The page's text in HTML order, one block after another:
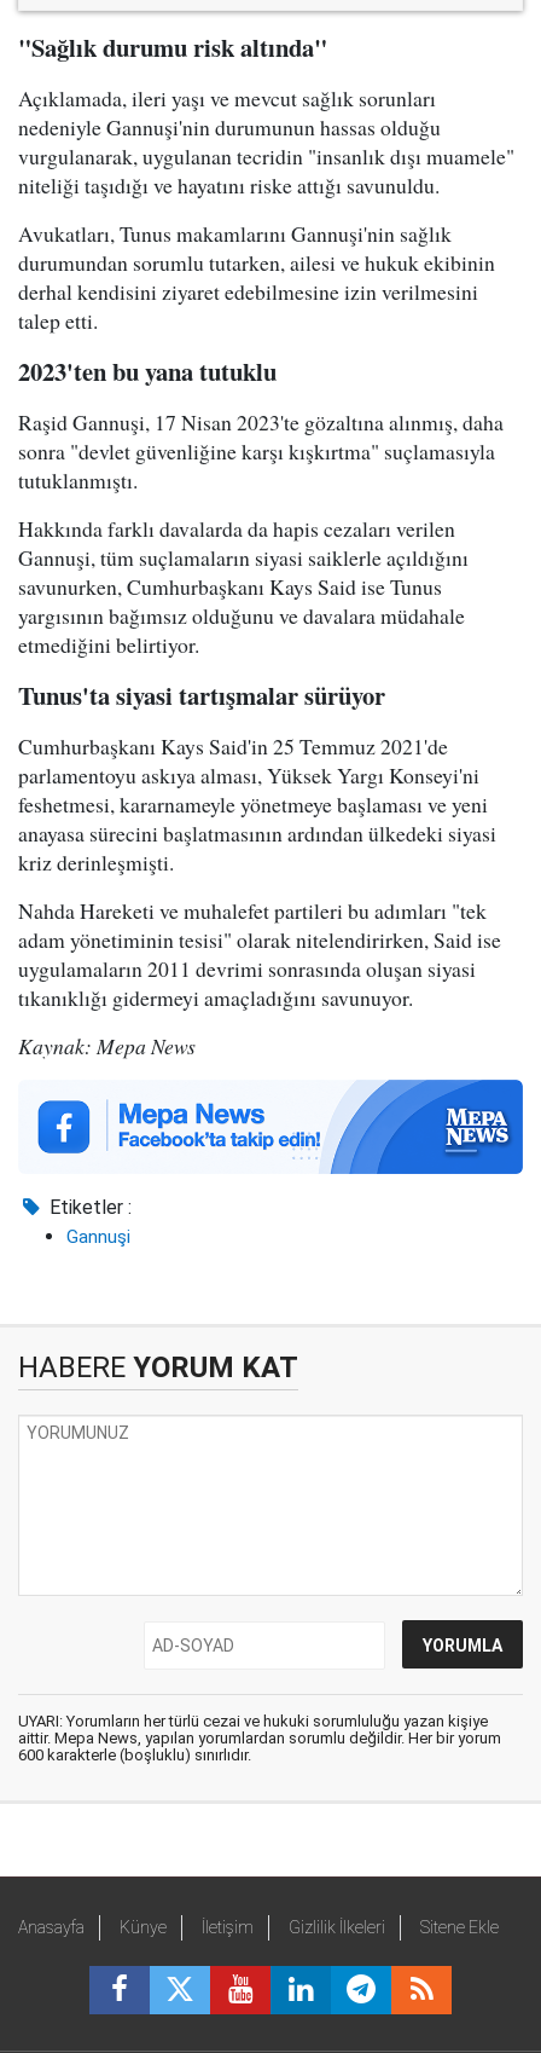
"Sağlık durumu risk altında"
Açıklamada, ileri yaşı ve mevcut sağlık sorunları
nedeniyle Gannuşi'nin durumunun hassas olduğu
vurgulanarak, uygulanan tecridin "insanlık dışı muamele"
niteliği taşıdığı ve hayatını riske attığı savunuldu.
Avukatları, Tunus makamlarını Gannuşi'nin sağlık
durumundan sorumlu tutarken, ailesi ve hukuk ekibinin
derhal kendisini ziyaret edebilmesine izin verilmesini
talep etti.
2023'ten bu yana tutuklu
Raşid Gannuşi, 17 Nisan 2023'te gözaltına alınmış, daha
sonra "devlet güvenliğine karşı kışkırtma" suçlamasıyla
tutuklanmıştı.
Hakkında farklı davalarda da hapis cezaları verilen
Gannuşi, tüm suçlamaların siyasi saiklerle açıldığını
savunurken, Cumhurbaşkanı Kays Said ise Tunus
yargısının bağımsız olduğunu ve davalara müdahale
etmediğini belirtiyor.
Tunus'ta siyasi tartışmalar sürüyor
Cumhurbaşkanı Kays Said'in 25 Temmuz 2021'de
parlamentoyu askıya alması, Yüksek Yargı Konseyi'ni
feshetmesi, kararnameyle yönetmeye başlaması ve yeni
anayasa sürecini başlatmasının ardından ülkedeki siyasi
kriz derinleşmişti.
Nahda Hareketi ve muhalefet partileri bu adımları "tek
adam yönetiminin tesisi" olarak nitelendirirken, Said ise
uygulamaların 2011 devrimi sonrasında oluşan siyasi
tıkanıklığı gidermeyi amaçladığını savunuyor.
Kaynak: Mepa News
Etiketler :
Gannuşi
HABERE YORUM KAT
UYARI: Yorumların her türlü cezai ve hukuki sorumluluğu yazan kişiye
aittir. Mepa News, yapılan yorumlardan sorumlu değildir. Her bir yorum
600 karakterle (boşluklu) sınırlıdır.
Anasayfa Künye İletişim Gizlilik İlkeleri Sitene Ekle